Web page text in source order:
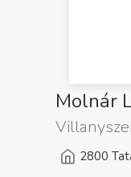
Molnár
2800